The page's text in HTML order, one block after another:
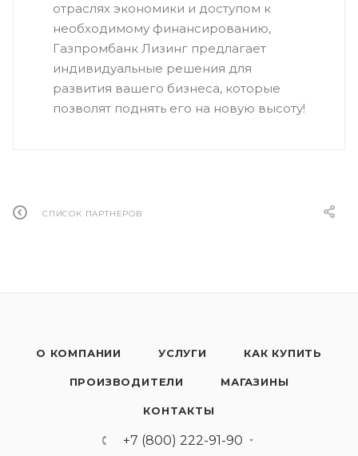
отраслях экономики и доступом к
необходимому финансированию,
Газпромбанк Лизинг предлагает
индивидуальные решения для
развития вашего бизнеса, которые
позволят поднять его на новую высоту!
СПИСОК ПАРТНЕРОВ
О КОМПАНИИ УСЛУГИ КАК КУПИТЬ
ПРОИЗВОДИТЕЛИ МАГАЗИНЫ
КОНТАКТЫ
+7 (800) 222-91-90